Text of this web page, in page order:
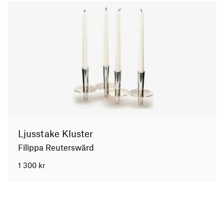
Ljusstake Kluster
Filippa Reuterswärd
1 300 kr